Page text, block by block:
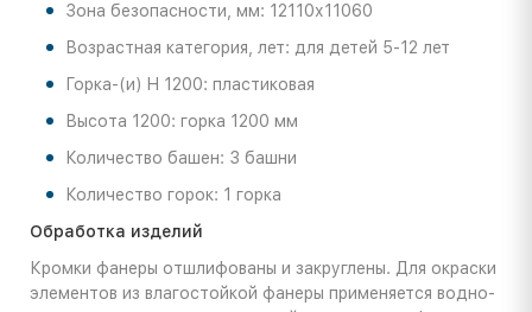
Зона безопасности, мм: 12110х11060
Возрастная категория, лет: для детей 5-12 лет
Горка-(и) H 1200: пластиковая
Высота 1200: горка 1200 мм
Количество башен: 3 башни
Количество горок: 1 горка
Обработка изделий
Кромки фанеры отшлифованы и закруглены. Для окраски
элементов из влагостойкой фанеры применяется водно-